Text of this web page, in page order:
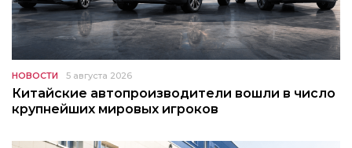
НОВОСТИ 5 августа 2026
Китайские автопроизводители вошли в число
крупнейших мировых игроков